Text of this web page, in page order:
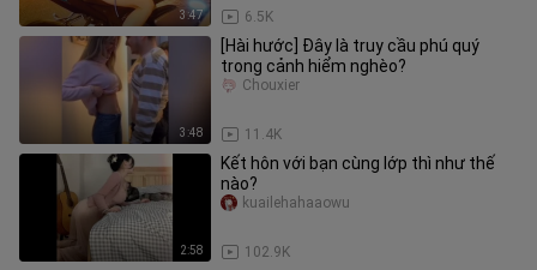
3:47 6.5K
3:48
[Hài hước] Đây là truy cầu phú quý
trong cảnh hiểm nghèo?
11.4K
Chouxier
2:58
Kết hôn với bạn cùng lớp thì như thế
nào?
102.9K
kuailehahaaowu